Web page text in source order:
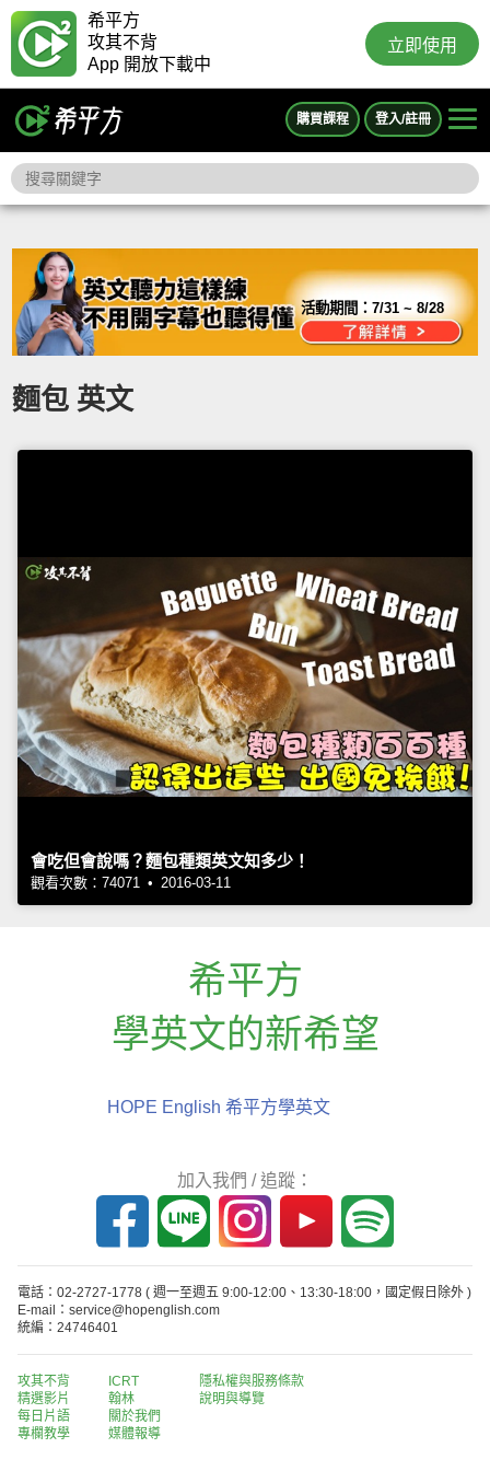
希平方
攻其不背
App 開放下載中
立即使用
購買課程 登入/註冊
活動期間：7/31 ~ 8/28
麵包 英文
會吃但會說嗎？麵包種類英文知多少！
觀看次數：74071 • 2016-03-11
希平方
學英文的新希望
HOPE English 希平方學英文
加入我們 / 追蹤：
電話：02-2727-1778 ( 週一至週五 9:00-12:00、13:30-18:00，國定假日除外 )
E-mail：service@hopenglish.com
統編：24746401
攻其不背
精選影片
每日片語
專欄教學
ICRT
翰林
關於我們
媒體報導
隱私權與服務條款
說明與導覽